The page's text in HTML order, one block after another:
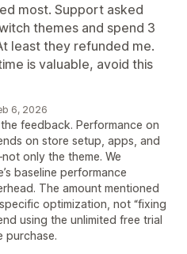
most. Support asked
themes and spend 3
least they refunded me.
is valuable, avoid this
6, 2026
feedback. Performance on
on store setup, apps, and
only the theme. We
baseline performance
The amount mentioned
optimization, not “fixing
using the unlimited free trial
purchase.